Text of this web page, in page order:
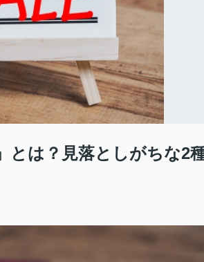
とは？見落としがちな2